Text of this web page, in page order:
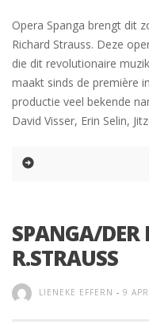
Opera Spanga brengt dit
Richard Strauss. Deze
die dit revolutionaire
maakt sinds de première
productie veel bekende
David Visser, Erin Selin,
SPANGA/DER
R.STRAUSS
LIENEKE EFFERN - 9